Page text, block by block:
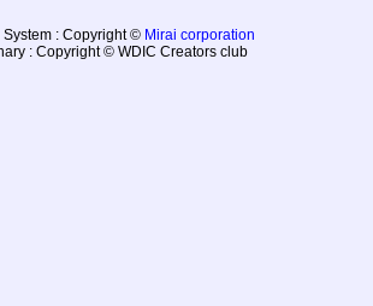
System : Copyright © Mirai corporation
: Copyright © WDIC Creators club